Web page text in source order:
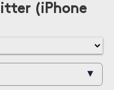
(iPhone
▾